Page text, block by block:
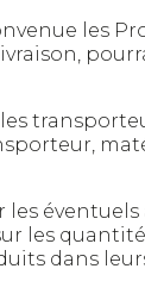
les
les
dans